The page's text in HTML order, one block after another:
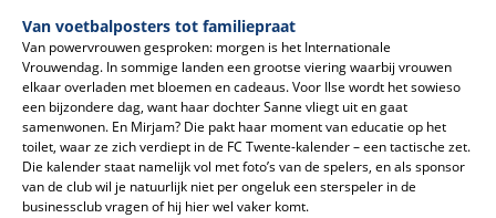
Van voetbalposters tot familiepraat
Van powervrouwen gesproken: morgen is het Internationale
Vrouwendag. In sommige landen een grootse viering waarbij vrouwen
elkaar overladen met bloemen en cadeaus. Voor Ilse wordt het sowieso
een bijzondere dag, want haar dochter Sanne vliegt uit en gaat
samenwonen. En Mirjam? Die pakt haar moment van educatie op het
toilet, waar ze zich verdiept in de FC Twente-kalender – een tactische zet.
Die kalender staat namelijk vol met foto’s van de spelers, en als sponsor
van de club wil je natuurlijk niet per ongeluk een sterspeler in de
businessclub vragen of hij hier wel vaker komt.